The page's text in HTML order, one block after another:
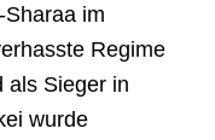
Sharaa im
Regime
als Sieger in
wurde